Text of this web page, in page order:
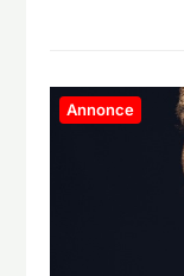
Annonce